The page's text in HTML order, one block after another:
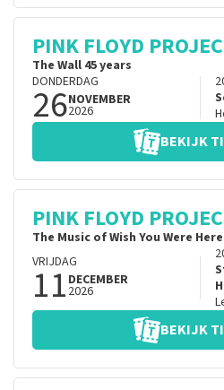
PINK FLOYD
The Wall 45 years
DONDERDAG
26NOVEMBER
2026
BEKIJK
PINK FLOYD
The Music of Wish You Were Here
VRIJDAG
11 DECEMBER
2026
BEKIJK